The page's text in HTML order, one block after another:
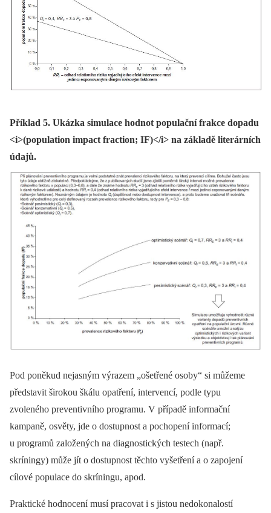
Příklad 5. Ukázka simulace hodnot populační frakce dopadu
<i>(population impact fraction; IF)</i> na základě literárních
údajů.
Pod poněkud nejasným výrazem „ošetřené osoby“ si můžeme
představit širokou škálu opatření, intervencí, podle typu
zvoleného preventivního programu. V případě informační
kampaně, osvěty, jde o dostupnost a pochopení informací;
u programů založených na diagnostických testech (např.
skríningy) může jít o dostupnost těchto vyšetření a o zapojení
cílové populace do skríningu, apod.
Praktické hodnocení musí pracovat i s jistou nedokonalostí